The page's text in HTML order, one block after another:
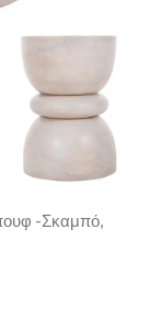
-Σκαμπό,